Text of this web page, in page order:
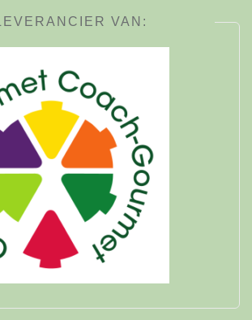
LEVERANCIER VAN: